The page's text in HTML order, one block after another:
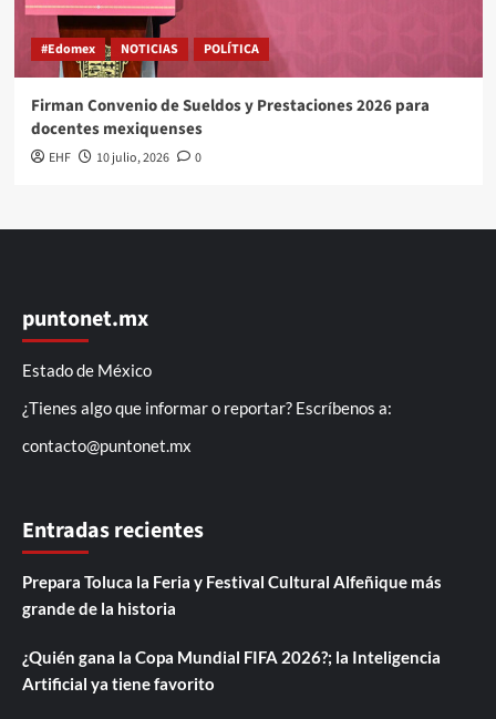
#Edomex NOTICIAS POLÍTICA
Firman Convenio de Sueldos y Prestaciones 2026 para
docentes mexiquenses
EHF 10 julio, 2026 0
puntonet.mx
Estado de México
¿Tienes algo que informar o reportar? Escríbenos a:
contacto@puntonet.mx
Entradas recientes
Prepara Toluca la Feria y Festival Cultural Alfeñique más
grande de la historia
¿Quién gana la Copa Mundial FIFA 2026?; la Inteligencia
Artificial ya tiene favorito